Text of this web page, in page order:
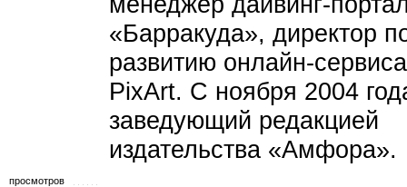
«Барракуда», директор
развитию онлайн-сервиса
PixArt. C ноября 2004
заведующий редакцией
издательства «Амфора».
просмотров